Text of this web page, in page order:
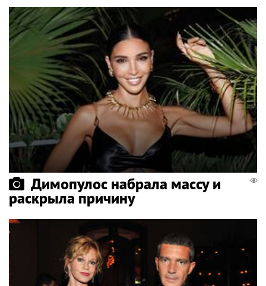
Димопулос набрала массу и
раскрыла причину